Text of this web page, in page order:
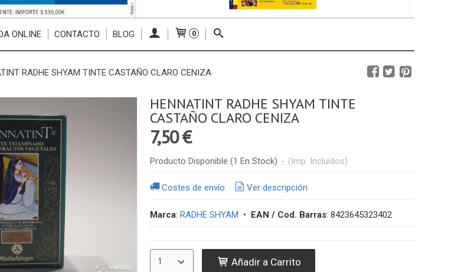
ONLINE CONTACTO BLOG 0
RADHE SHYAM TINTE CASTAÑO CLARO CENIZA
HENNATINT RADHE SHYAM TINTE
CASTAÑO CLARO CENIZA
7,50 €
Producto Disponible (1 En Stock) - (Imp. Incluidos)
Costes de envío Ver descripción
Marca: RADHE SHYAM • EAN / Cod. Barras: 8423645323402
Añadir a Carrito